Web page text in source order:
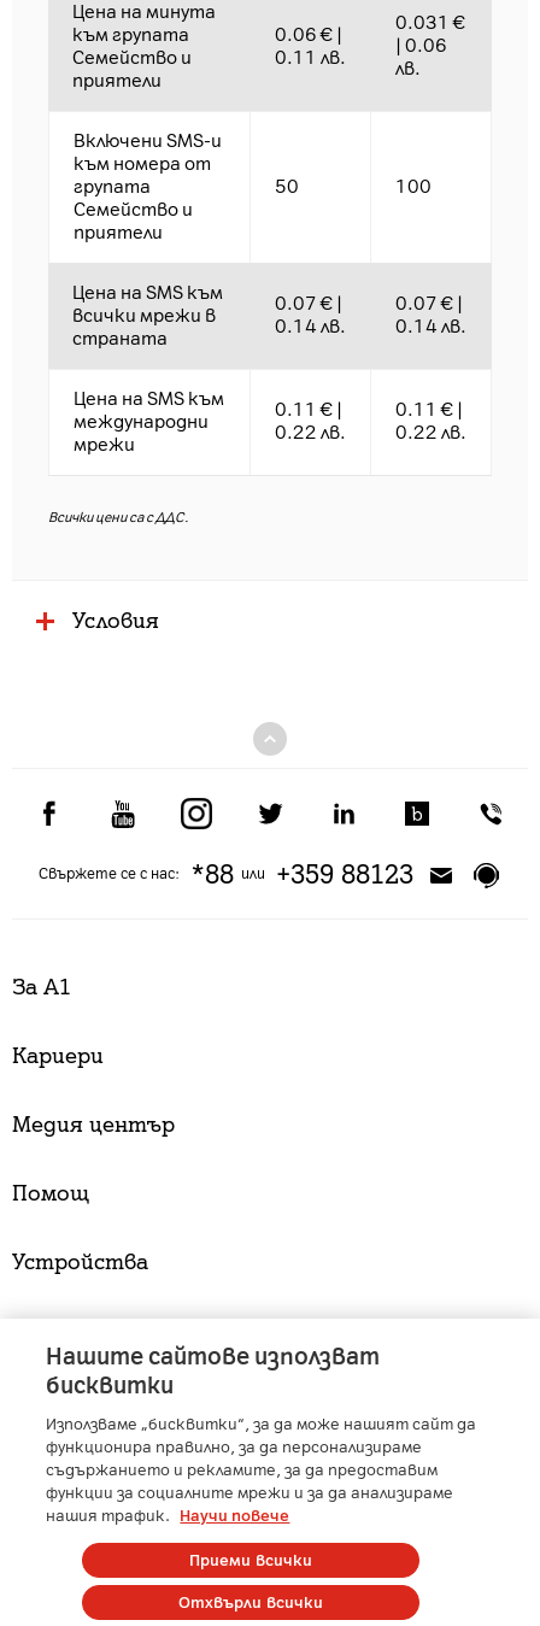
Цена на минута
към групата
Семейство и
приятели
0.06 € |
0.11 лв.
0.031 €
| 0.06
лв.
Включени SMS-и
към номера от
групата
Семейство и
приятели
50 100
Цена на SMS към
всички мрежи в
страната
0.07 € |
0.14 лв.
0.07 € |
0.14 лв.
Цена на SMS към
международни
мрежи
0.11 € |
0.22 лв.
0.11 € |
0.22 лв.
Всички цени са с ДДС.
Условия
Свържете се с нас: *88или +359 88123
За А1
Кариери
Медия център
Помощ
Устройства
A1 Austria - A1 Croatia - A1 Serbia - A1 Belarus
A1 Bulgaria
- A1 Macedonia - A1 Slovenia
A1 Digital
- Member of A1 Group
Copyright © 2025 А1 България. | Protected by reCAPTCHA
Нашите сайтове използват
бисквитки
Използваме „бисквитки“, за да може нашият сайт да
функционира правилно, за да персонализираме
съдържанието и рекламите, за да предоставим
функции за социалните мрежи и за да анализираме
нашия трафик.
Научи повече
Отхвърли всички
Приеми всички